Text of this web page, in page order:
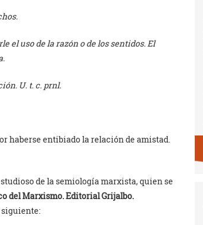
el uso de la razón o de los sentidos. El
U. t. c. prnl.
haberse entibiado la relación de amistad.
de la semiología marxista, quien se
del Marxismo. Editorial Grijalbo.
siguiente: